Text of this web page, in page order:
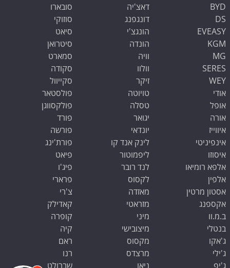
BYD
DS
EVEASY
KGM
MG
SERES
WEY
אודי
אופל
אורה
איווייז
אינפיניטי
איסוזו
אלפא רומיאו
אלפין
אסטון מרטין
אקספנג
ב.מ.וו
בנטלי
ג'אקו
ג'ילי
ג'יפ
דאצ'יה
דונגפנג
הונגצ'י
הונדה
וויה
וולוו
זיקר
טויוטה
טסלה
יגואר
יונדאי
לינק אנד קו
ליפמוטור
לנד רובר
לקסוס
מאזדה
מזראטי
מיני
מיצובישי
מקסוס
מרצדס
ניאו
סובארו
סוזוקי
סיאט
סיטרואן
סמארט
סקודה
סקייוול
פולסטאר
פולקסווגן
פורד
פורשה
פורת'ינג
פיאט
פיג'ו
פרארי
צ'רי
קאדילק
קופרה
קיה
ראם
רנו
שברולט